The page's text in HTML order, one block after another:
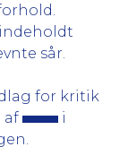
sår.
for kritik
af
i